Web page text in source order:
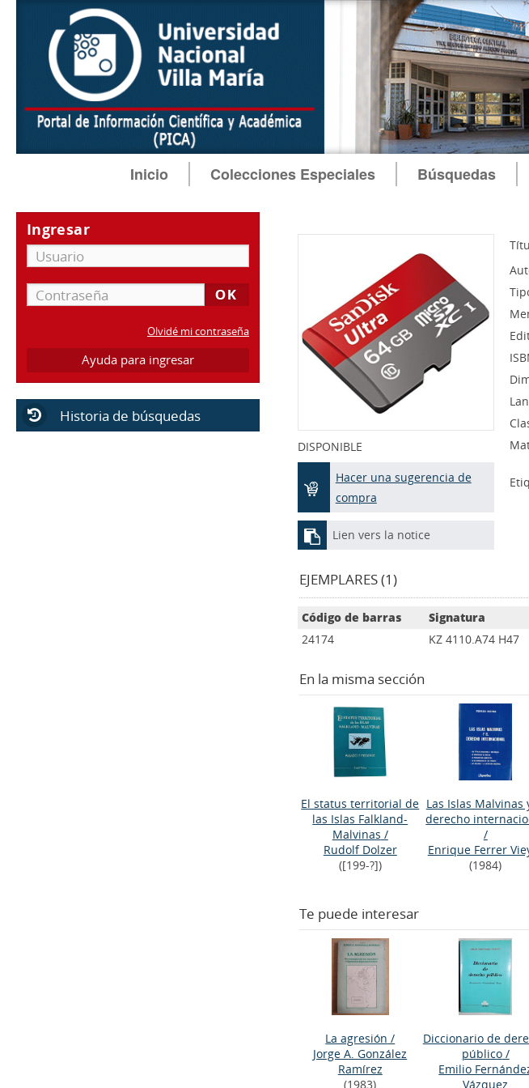
Inicio Colecciones Especiales Búsquedas
Ingresar
Olvidé mi contraseña
Ayuda para ingresar
Historia de búsquedas
DISPONIBLE
Hacer una sugerencia de
compra
Lien vers la notice
EJEMPLARES (1)
Código de barras Signatura
24174
KZ 4110.A74 H47
En la misma sección
El status territorial de
las Islas Falkland-
Malvinas /
Rudolf Dolzer
([199-?])
Las Islas Malvinas
derecho
/
Enrique Ferrer
(1984)
Te puede interesar
La agresión /
Jorge A. González
Ramírez
(1983)
Diccionario de
público/
Emilio
Vázquez